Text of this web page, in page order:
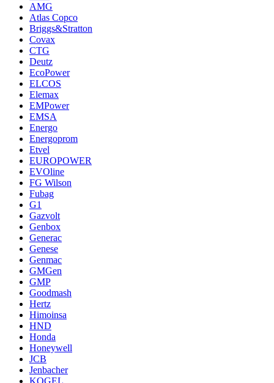
AMG
Atlas Copco
Briggs&Stratton
Covax
CTG
Deutz
EcoPower
ELCOS
Elemax
EMPower
EMSA
Energo
Energoprom
Etvel
EUROPOWER
EVOline
FG Wilson
Fubag
G1
Gazvolt
Genbox
Generac
Genese
Genmac
GMGen
GMP
Goodmash
Hertz
Himoinsa
HND
Honda
Honeywell
JCB
Jenbacher
KOGEL